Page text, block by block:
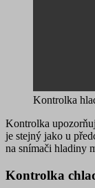
Kontrolka
Kontrolka
je stejný jako u
na snímači hladiny
Kontrolka